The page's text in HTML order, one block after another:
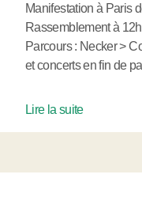
Manifestation à Paris
Rassemblement à
Parcours : Necker >
et concerts en fin de
Lire la suite